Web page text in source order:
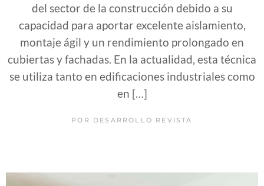
del sector de la construcción debido a su
capacidad para aportar excelente aislamiento,
montaje ágil y un rendimiento prolongado en
cubiertas y fachadas. En la actualidad, esta técnica
se utiliza tanto en edificaciones industriales como
en […]
POR DESARROLLO REVISTA